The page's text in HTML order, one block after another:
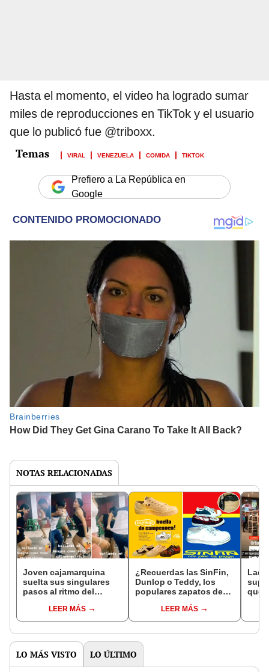
Hasta el momento, el video ha logrado sumar
miles de reproducciones en TikTok y el usuario
que lo publicó fue @triboxx.
VIRAL VENEZUELA COMIDA TIKTOK
Prefiero a La República en
Google
NOTAS RELACIONADAS
Joven cajamarquina
suelta sus singulares
pasos al ritmo del
elogiosLEER MÁS
¿Recuerdas las SinFin,
Dunlop o Teddy, los
populares zapatos de
terreno"LEER MÁS
que
LO MÁS VISTO LO ÚLTIMO